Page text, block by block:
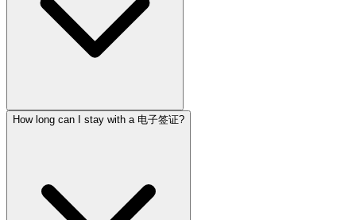
How long can I stay with a 电子签证?